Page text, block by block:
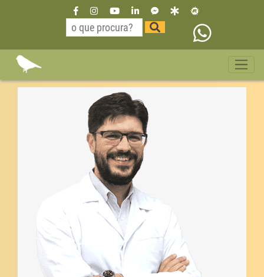
Dr Willian Neurologista São
Paulo Bahia 11 35229515